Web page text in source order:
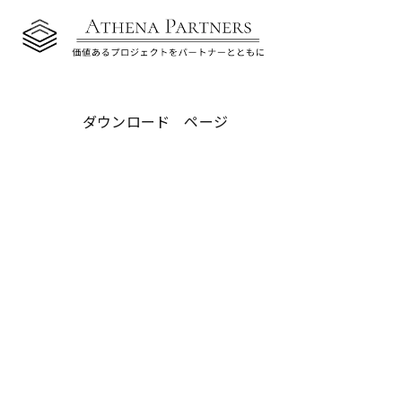
ダウンロード ページ